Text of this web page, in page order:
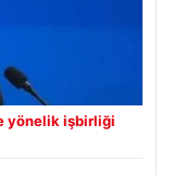
yönelik işbirliği